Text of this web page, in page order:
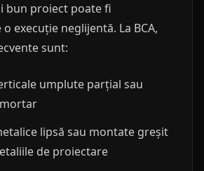
bun proiect poate fi
execuție neglijentă. La BCA,
sunt:
umplute parțial sau
lipsă sau montate greșit
de proiectare